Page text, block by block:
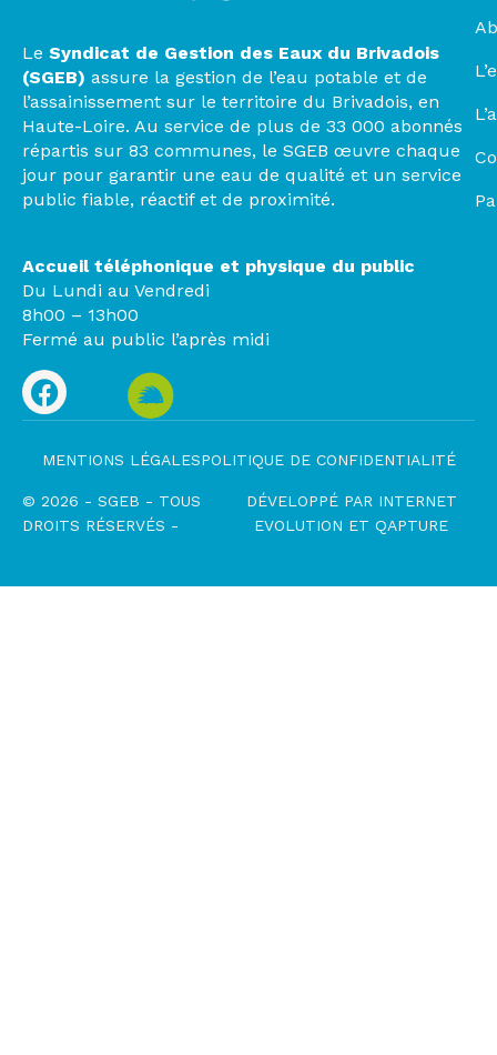
Le Syndicat de Gestion des Eaux du Brivadois
(SGEB) assure la gestion de l’eau potable et de
l’assainissement sur le territoire du Brivadois, en
Haute-Loire. Au service de plus de 33 000 abonnés
répartis sur 83 communes, le SGEB œuvre chaque
jour pour garantir une eau de qualité et un service
public fiable, réactif et de proximité.
Accueil téléphonique et physique du public
Du Lundi au Vendredi
8h00 – 13h00
Fermé au public l’après midi
© 2026 - SGEB - TOUS
DROITS RÉSERVÉS -
DÉVELOPPÉ PARINTERNET
EVOLUTION ET QAPTURE
MENTIONS LÉGALESPOLITIQUE DE CONFIDENTIALITÉ